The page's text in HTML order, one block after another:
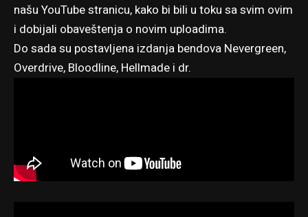
našu YouTube stranicu, kako bi bili u toku sa svim ovim
i dobijali obaveštenja o novim uploadima.
Do sada su postavljena izdanja bendova Nevergreen,
Overdrive, Bloodline, Hellmade i dr.